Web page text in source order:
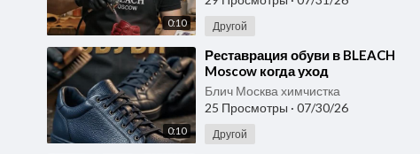
0:10 Другой
0:10
⁣Реставрация обуви в BLEACH
Moscow когда уход
превращается в настоящее
искусство
Блич Москва химчистка
25 Просмотры · 07/30/26
Другой